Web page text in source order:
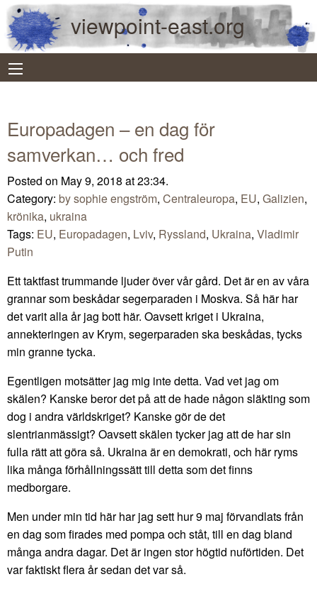
viewpoint-east.org
Europadagen – en dag för
samverkan… och fred
Posted on May 9, 2018 at 23:34.
Category: by sophie engström, Centraleuropa, EU, Galizien,
krönika, ukraina
Tags: EU, Europadagen, Lviv, Ryssland, Ukraina, Vladimir
Putin
Ett taktfast trummande ljuder över vår gård. Det är en av våra
grannar som beskådar segerparaden i Moskva. Så här har
det varit alla år jag bott här. Oavsett kriget i Ukraina,
annekteringen av Krym, segerparaden ska beskådas, tycks
min granne tycka.
Egentligen motsätter jag mig inte detta. Vad vet jag om
skälen? Kanske beror det på att de hade någon släkting som
dog i andra världskriget? Kanske gör de det
slentrianmässigt? Oavsett skälen tycker jag att de har sin
fulla rätt att göra så. Ukraina är en demokrati, och här ryms
lika många förhållningssätt till detta som det finns
medborgare.
Men under min tid här har jag sett hur 9 maj förvandlats från
en dag som firades med pompa och ståt, till en dag bland
många andra dagar. Det är ingen stor högtid nuförtiden. Det
var faktiskt flera år sedan det var så.